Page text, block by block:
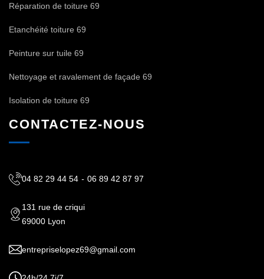
Réparation de toiture 69
Etanchéité toiture 69
Peinture sur tuile 69
Nettoyage et ravalement de façade 69
Isolation de toiture 69
CONTACTEZ-NOUS
04 82 29 44 54 - 06 89 42 87 97
131 rue de criqui
69000 Lyon
entrepriselopez69@gmail.com